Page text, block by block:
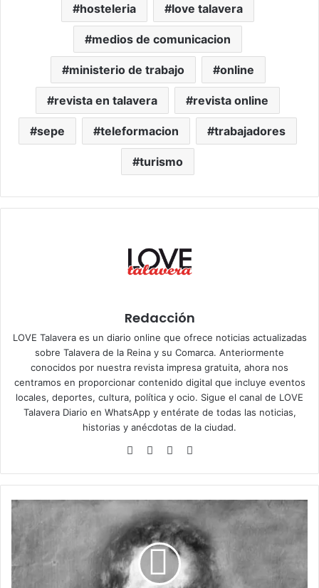
hosteleria love talavera
medios de comunicacion
ministerio de trabajo online
revista en talavera revista online
sepe teleformacion trabajadores
turismo
Redacción
LOVE Talavera es un diario online que ofrece noticias actualizadas
sobre Talavera de la Reina y su Comarca. Anteriormente
conocidos por nuestra revista impresa gratuita, ahora nos
centramos en proporcionar contenido digital que incluye eventos
locales, deportes, cultura, política y ocio. Sigue el canal de LOVE
Talavera Diario en WhatsAppy entérate de todas las noticias,
historias y anécdotas de la ciudad.
Siti
we
b
Fa
bo
ok
X
ra
m
J
a
G
r